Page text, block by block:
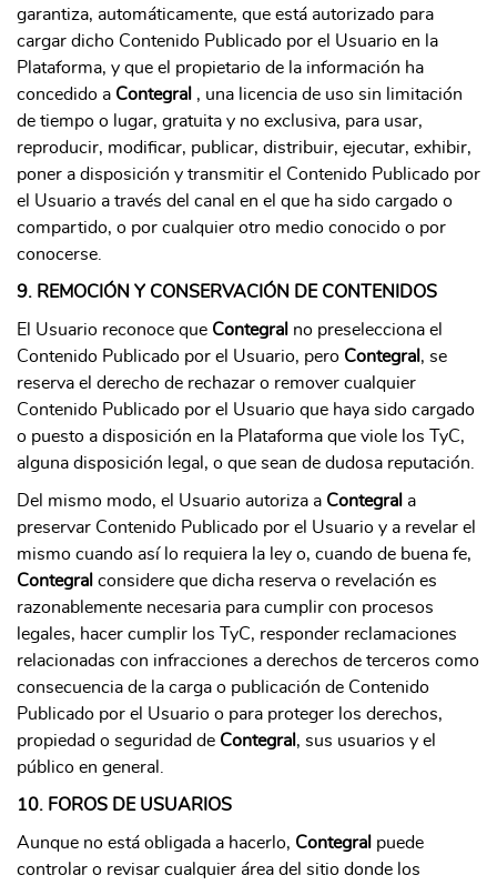
garantiza, automáticamente, que está autorizado para
cargar dicho Contenido Publicado por el Usuario en la
Plataforma, y que el propietario de la información ha
concedido a Contegral , una licencia de uso sin limitación
de tiempo o lugar, gratuita y no exclusiva, para usar,
reproducir, modificar, publicar, distribuir, ejecutar, exhibir,
poner a disposición y transmitir el Contenido Publicado por
el Usuario a través del canal en el que ha sido cargado o
compartido, o por cualquier otro medio conocido o por
conocerse.
9. REMOCIÓN Y CONSERVACIÓN DE CONTENIDOS
El Usuario reconoce que Contegral no preselecciona el
Contenido Publicado por el Usuario, pero Contegral , se
reserva el derecho de rechazar o remover cualquier
Contenido Publicado por el Usuario que haya sido cargado
o puesto a disposición en la Plataforma que viole los TyC,
alguna disposición legal, o que sean de dudosa reputación.
Del mismo modo, el Usuario autoriza a Contegral a
preservar Contenido Publicado por el Usuario y a revelar el
mismo cuando así lo requiera la ley o, cuando de buena fe,
Contegral considere que dicha reserva o revelación es
razonablemente necesaria para cumplir con procesos
legales, hacer cumplir los TyC, responder reclamaciones
relacionadas con infracciones a derechos de terceros como
consecuencia de la carga o publicación de Contenido
Publicado por el Usuario o para proteger los derechos,
propiedad o seguridad de Contegral , sus usuarios y el
público en general.
10. FOROS DE USUARIOS
Aunque no está obligada a hacerlo, Contegral puede
controlar o revisar cualquier área del sitio donde los